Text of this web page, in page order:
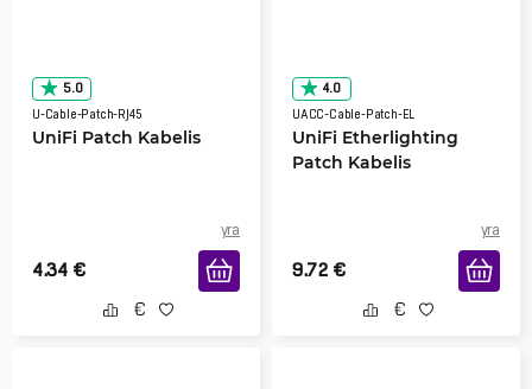
5.0
U-Cable-Patch-RJ45
UniFi Patch Kabelis
yra
4.34 €
4.0
UACC-Cable-Patch-EL
UniFi Etherlighting
Patch Kabelis
yra
9.72 €